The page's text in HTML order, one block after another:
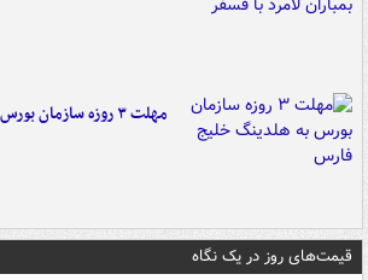
مهلت ۳ روزه سازمان بورس به هلدینگ خلیج فارس
قیمت‌های روز در یک نگاه